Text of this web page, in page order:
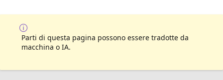
Parti di questa pagina possono essere tradotte da
macchina o IA.